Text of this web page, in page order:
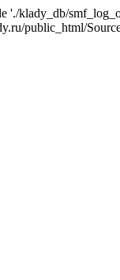
klady_db/
public_html/